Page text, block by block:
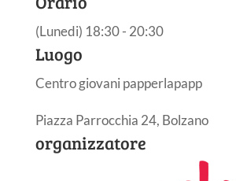
(Lunedi) 18:30 - 20:30
Luogo
Centro giovani papperlapapp
Piazza Parrocchia 24, Bolzano
organizzatore